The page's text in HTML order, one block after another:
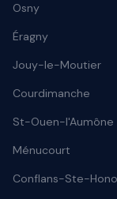
Osny
Éragny
Jouy-le-Moutier
Courdimanche
St-Ouen-l'Aumône
Ménucourt
Conflans-Ste-